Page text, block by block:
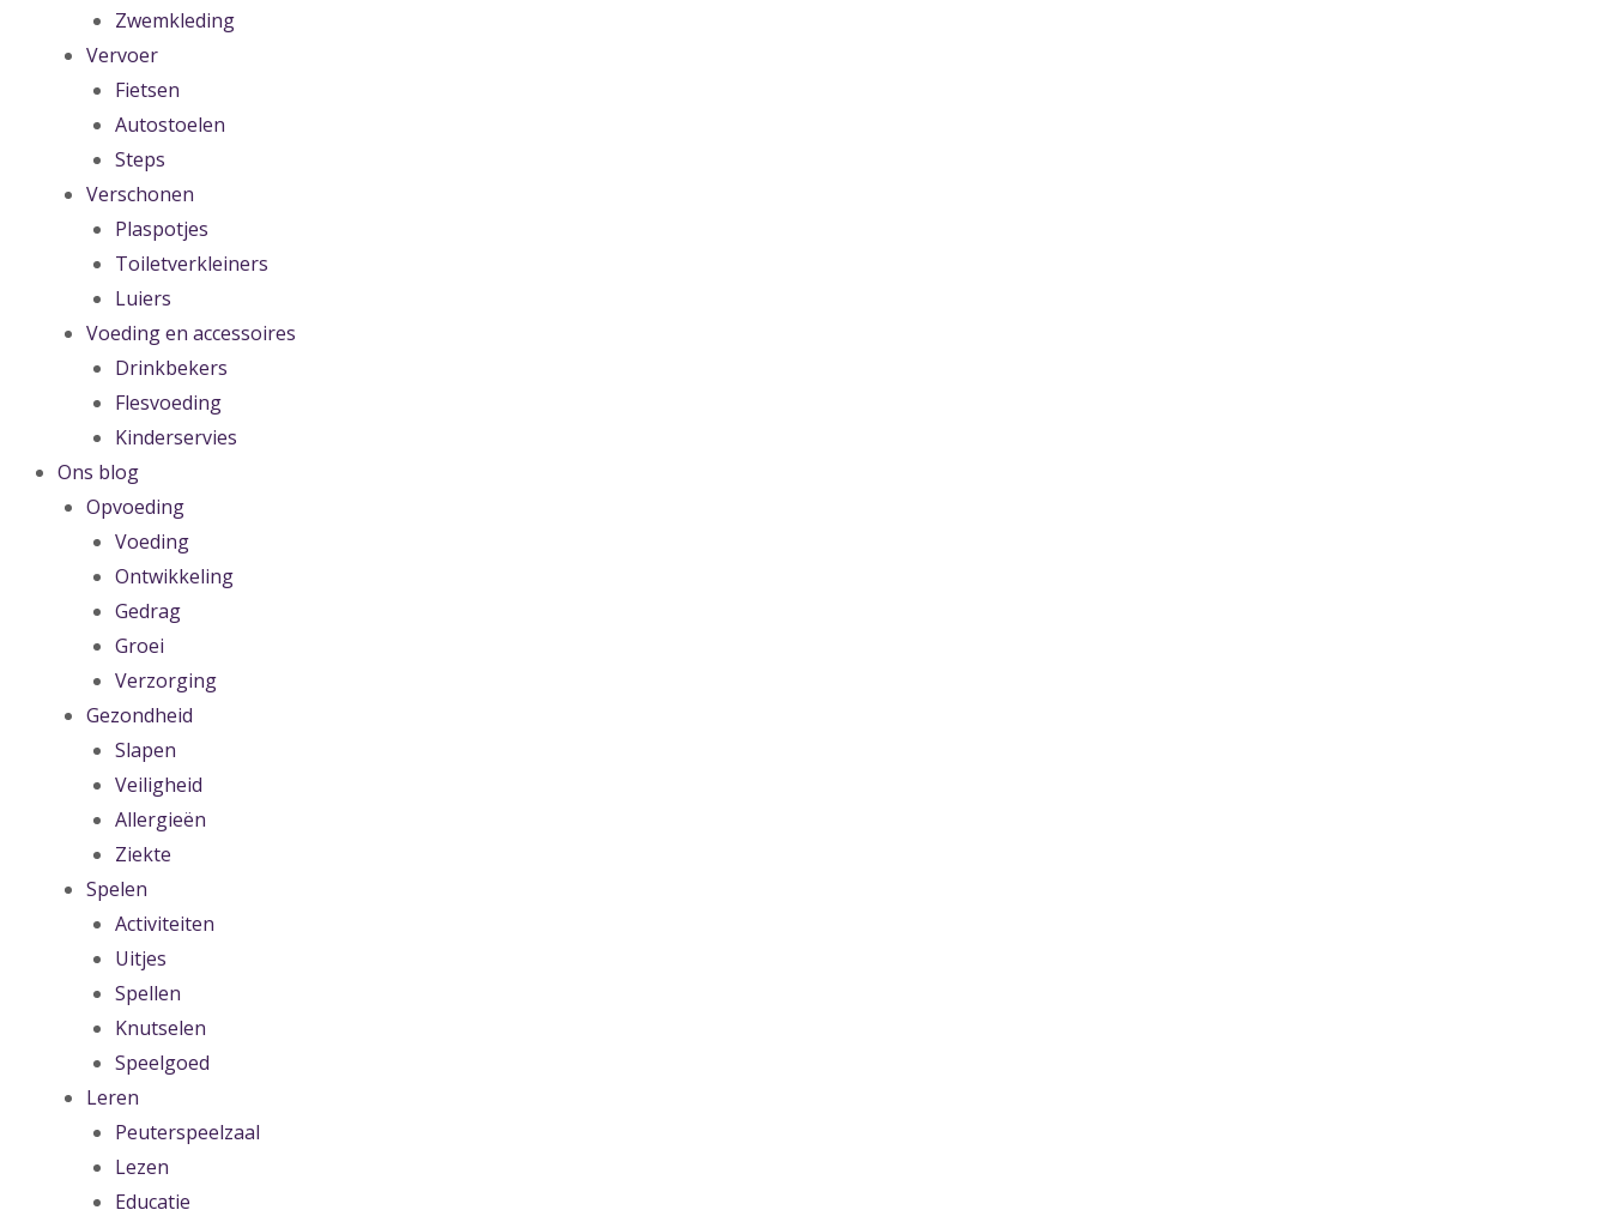
Zwemkleding
Vervoer
Fietsen
Autostoelen
Steps
Verschonen
Plaspotjes
Toiletverkleiners
Luiers
Voeding en accessoires
Drinkbekers
Flesvoeding
Kinderservies
Ons blog
Opvoeding
Voeding
Ontwikkeling
Gedrag
Groei
Verzorging
Gezondheid
Slapen
Veiligheid
Allergieën
Ziekte
Spelen
Activiteiten
Uitjes
Spellen
Knutselen
Speelgoed
Leren
Peuterspeelzaal
Lezen
Educatie